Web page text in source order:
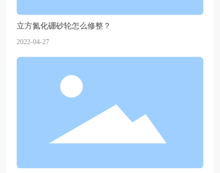
立方氮化硼砂轮怎么修整？
2022-04-27